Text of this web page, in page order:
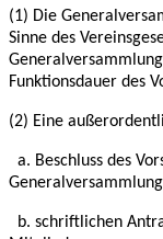
(1) Die
Sinne des
Funktionsdauer des
(2) Eine
a. Beschluss des
b. schriftlichen